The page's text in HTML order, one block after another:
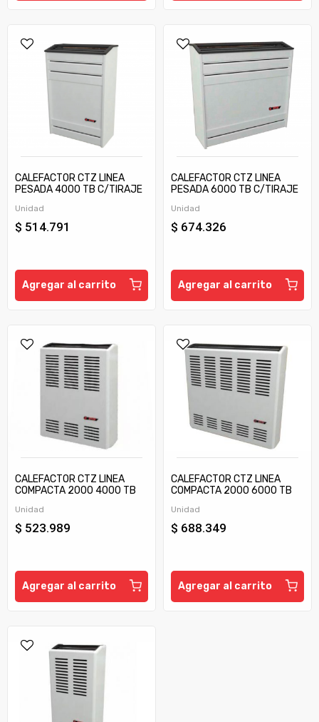
CALEFACTOR CTZ LINEA
PESADA 4000 TB C/TIRAJE
Unidad
$ 514.791
Agregar al carrito
CALEFACTOR CTZ LINEA
PESADA 6000 TB C/TIRAJE
Unidad
$ 674.326
Agregar al carrito
CALEFACTOR CTZ LINEA
COMPACTA 2000 4000 TB
Unidad
$ 523.989
Agregar al carrito
CALEFACTOR CTZ LINEA
COMPACTA 2000 6000 TB
Unidad
$ 688.349
Agregar al carrito